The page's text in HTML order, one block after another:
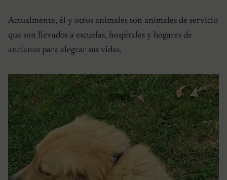
Actualmente, él y otros animales son animales de servicio
que son llevados a escuelas, hospitales y hogares de
ancianos para alegrar sus vidas.